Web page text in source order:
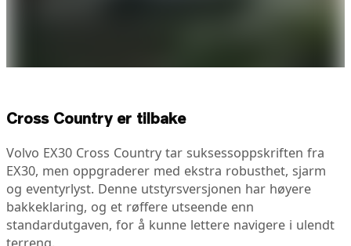
Cross Country er tilbake
Volvo EX30 Cross Country tar suksessoppskriften fra
EX30, men oppgraderer med ekstra robusthet, sjarm
og eventyrlyst. Denne utstyrsversjonen har høyere
bakkeklaring, og et røffere utseende enn
standardutgaven, for å kunne lettere navigere i ulendt